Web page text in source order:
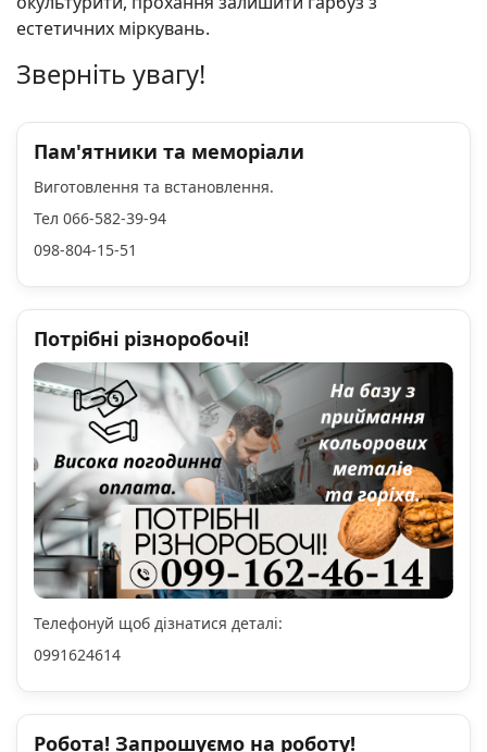
естетичних міркувань.
Зверніть увагу!
Пам'ятники та меморіали
Виготовлення та встановлення.
Тел 066-582-39-94
098-804-15-51
Потрібні різноробочі!
Телефонуй щоб дізнатися деталі:
0991624614
Робота! Запрошуємо на роботу!